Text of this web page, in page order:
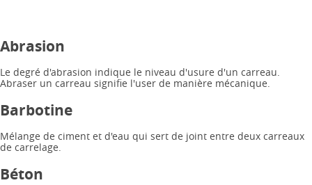
Abrasion
Le degré d'abrasion indique le niveau d'usure d'un carreau.
Abraser un carreau signifie l'user de manière mécanique.
Barbotine
Mélange de ciment et d'eau qui sert de joint entre deux carreaux
de carrelage.
Béton